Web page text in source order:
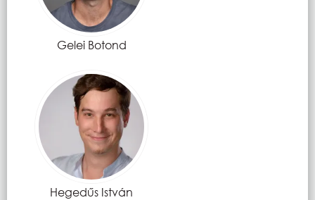
Gelei Botond
Hegedűs István